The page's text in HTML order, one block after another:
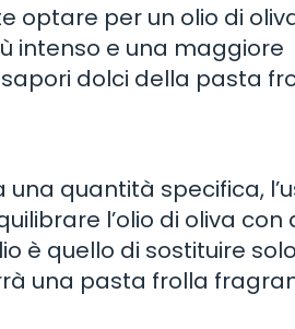
optare per un olio di
intenso e una maggiore
dolci della pasta
quantità specifica,
l’olio di oliva con
è quello di sostituire solo
una pasta frolla